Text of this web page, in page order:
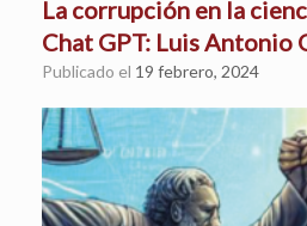
La corrupción en la
Chat GPT: Luis Antonio
Publicado el 19 febrero, 2024